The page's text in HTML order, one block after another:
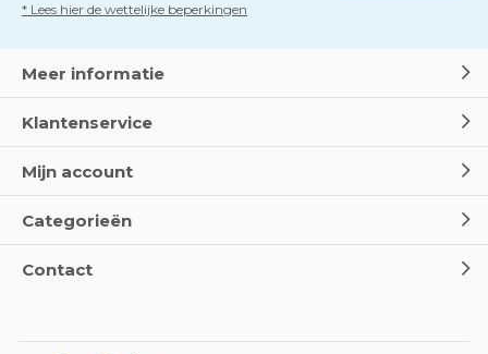
* Lees hier de wettelijke beperkingen
Meer informatie
Klantenservice
Mijn account
Categorieën
Contact